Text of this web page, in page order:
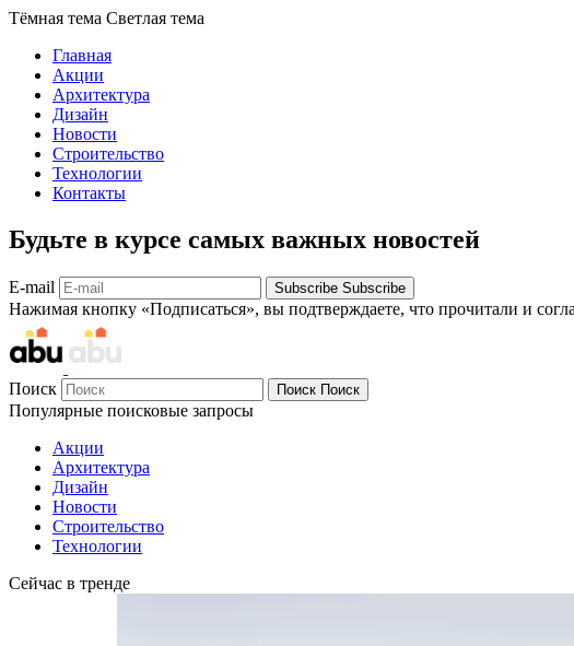
Тёмная тема Светлая тема
Главная
Акции
Архитектура
Дизайн
Новости
Строительство
Технологии
Контакты
Будьте в курсе самых важных новостей
E-mail Subscribe Subscribe
Нажимая кнопку «Подписаться», вы подтверждаете, что прочитали и
Поиск Поиск Поиск
Популярные поисковые запросы
Акции
Архитектура
Дизайн
Новости
Строительство
Технологии
Сейчас в тренде